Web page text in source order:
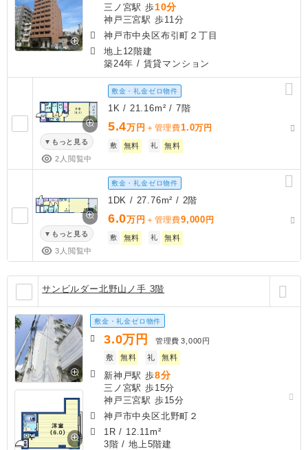
三ノ宮駅 歩10分
神戸三宮駅 歩11分
神戸市中央区布引町２丁目
地上12階建
築24年 / 賃貸マンション
もっと見る
2人閲覧中
敷金・礼金ゼロ物件
1K / 21.16m² / 7階
5.4万円 ＋管理費1.0万円
敷 無料 礼 無料
もっと見る
3人閲覧中
敷金・礼金ゼロ物件
1DK / 27.76m² / 2階
6.0万円 ＋管理費9,000 円
敷 無料 礼 無料
サンビルダー北野山ノ手 3階
敷金・礼金ゼロ物件
3.0万円 管理費 3,000円
敷
無料 礼 無料
新神戸駅 歩8分
三ノ宮駅 歩15分
神戸三宮駅 歩15分
神戸市中央区北野町２
1R / 12.11m²
3階 / 地上5階建